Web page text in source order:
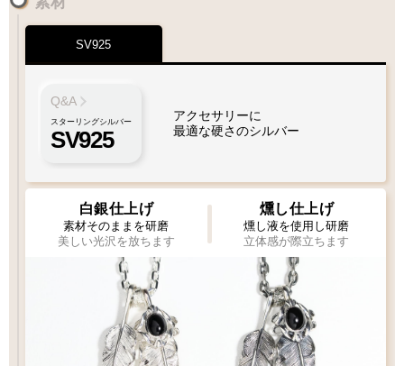
SV925
Q&A
スターリングシルバー
SV925
アクセサリーに
最適な硬さのシルバー
白銀仕上げ
素材そのままを研磨
美しい光沢を放ちます
燻し仕上げ
燻し液を使用し研磨
立体感が際立ちます